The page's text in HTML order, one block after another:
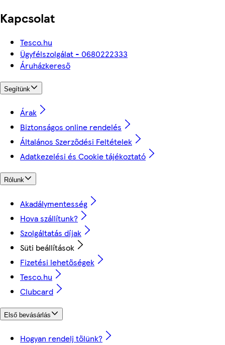
Kapcsolat
Tesco.hu
Ügyfélszolgálat - 0680222333
Áruházkereső
Segítünk
Árak
Biztonságos online rendelés
Általános Szerződési Feltételek
Adatkezelési és Cookie tájékoztató
Rólunk
Akadálymentesség
Hova szállítunk?
Szolgáltatás díjak
Süti beállítások
Fizetési lehetőségek
Tesco.hu
Clubcard
Első bevásárlás
Hogyan rendelj tőlünk?